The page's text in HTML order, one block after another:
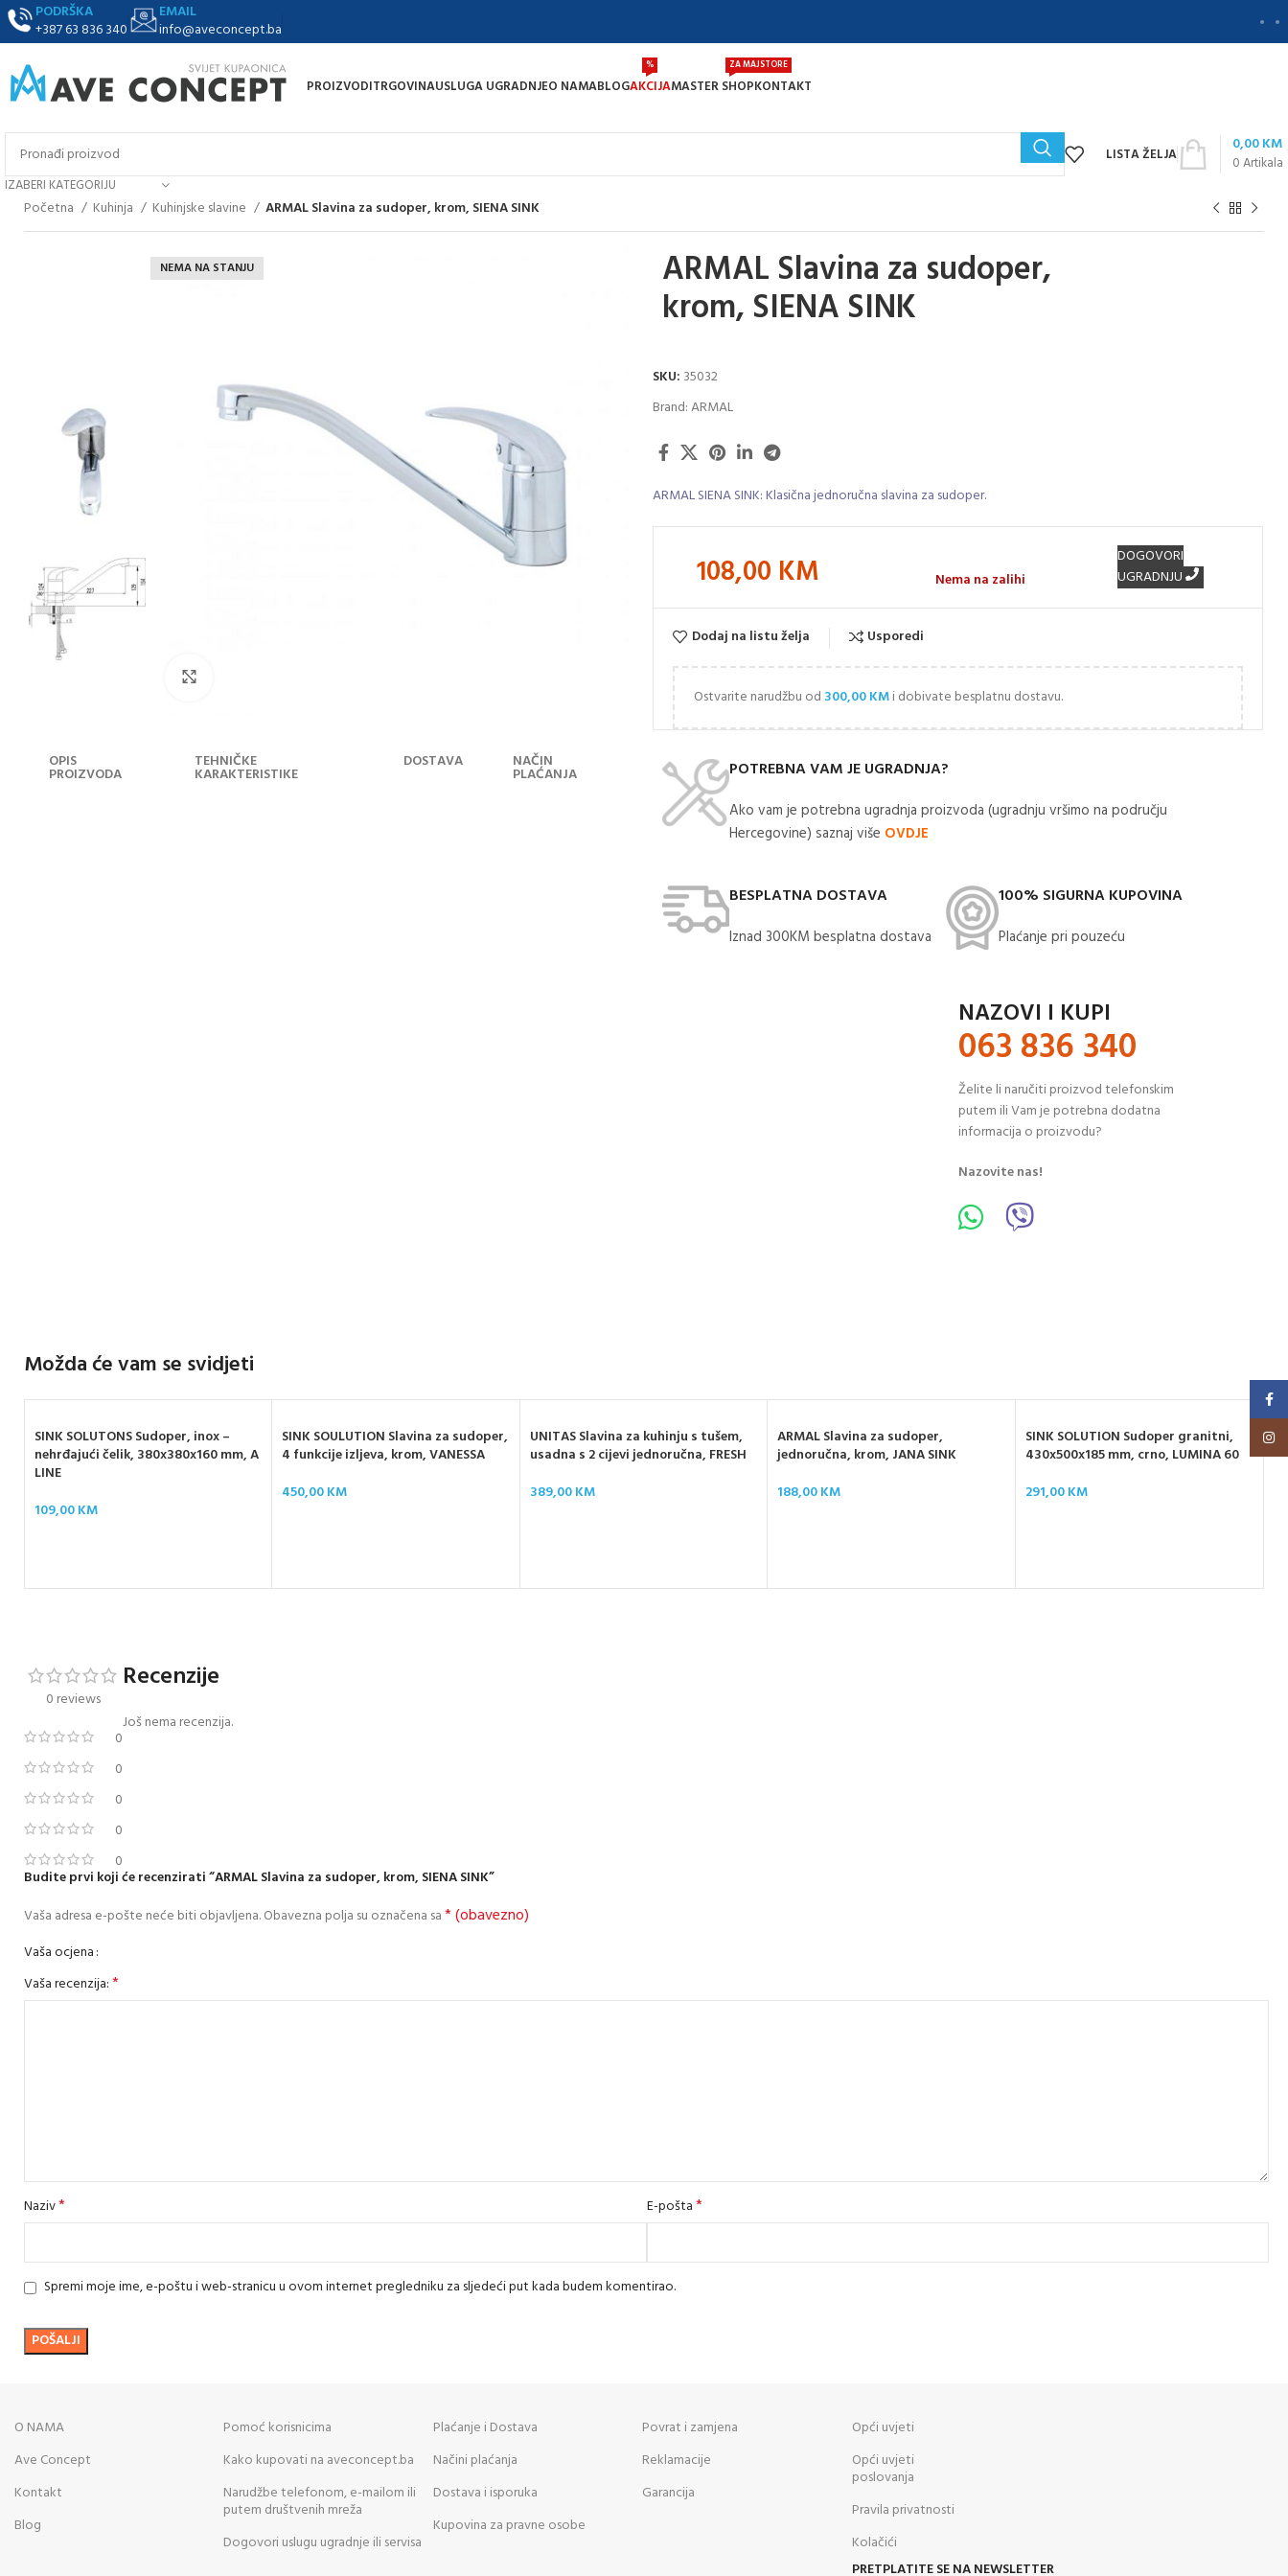
PODRŠKA
+387 63 836 340
EMAIL
info@aveconcept.ba
PROIZVODITRGOVINAUSLUGA UGRADNJEO NAMABLOGAKCIJA
%
MASTER SHOP
ZA MAJSTORE
KONTAKT
IZABERI KATEGORIJU
LISTA ŽELJA 0Artikala
0,00KM
Početna Kuhinja Kuhinjske slavine ARMAL Slavina za sudoper, krom, SIENA SINK
NEMA NA STANJU
OPIS
PROIZVODA
TEHNIČKE
KARAKTERISTIKE
DOSTAVA NAČIN
PLAĆANJA
ARMAL Slavina za sudoper,
krom, SIENA SINK
SKU: 35032
Brand:ARMAL
ARMAL SIENA SINK: Klasična jednoručna slavina za sudoper.
108,00 KM Nema na zalihi
DOGOVORI
UGRADNJU
Dodaj na listu želja Usporedi
Ostvarite narudžbu od 300,00KMi dobivate besplatnu dostavu.
POTREBNA VAM JE UGRADNJA?
Ako vam je potrebna ugradnja proizvoda (ugradnju vršimo na području
Hercegovine) saznaj više OVDJE
BESPLATNA DOSTAVA
Iznad 300KM besplatna dostava​
100% SIGURNA KUPOVINA
Plaćanje pri pouzeću
NAZOVI I KUPI
063 836 340
Želite li naručiti proizvod telefonskim
putem ili Vam je potrebna dodatna
informacija o proizvodu?
Nazovite nas!
Možda će vam se svidjeti
SINK SOLUTONS Sudoper, inox –
nehrđajući čelik, 380x380x160 mm, A
LINE
109,00KM
SINK SOULUTION Slavina za sudoper,
4 funkcije izljeva, krom, VANESSA
450,00KM
UNITAS Slavina za kuhinju s tušem,
usadna s 2 cijevi jednoručna, FRESH
389,00KM
ARMAL Slavina za sudoper,
jednoručna, krom, JANA SINK
188,00KM
SINK SOLUTION Sudoper granitni,
430x500x185 mm, crno, LUMINA 60
291,00KM
0 reviews
0
0
0
0
0
Recenzije
Još nema recenzija.
Budite prvi koji će recenzirati “ARMAL Slavina za sudoper, krom, SIENA SINK”
Vaša adresa e-pošte neće biti objavljena.Obavezna polja su označena sa* (obavezno)
Vaša ocjena
Vaša recenzija:*
Naziv* E-pošta*
Spremi moje ime, e-poštu i web-stranicu u ovom internet pregledniku za sljedeći put kada budem komentirao.
O NAMA
Ave Concept
Kontakt
Blog
Pomoć korisnicima
Kako kupovati na aveconcept.ba
Narudžbe telefonom, e-mailom ili
putem društvenih mreža
Dogovori uslugu ugradnje ili servisa
Plaćanje i Dostava
Načini plaćanja
Dostava i isporuka
Kupovina za pravne osobe
Povrat i zamjena
Reklamacije
Garancija
Opći uvjeti
Opći uvjeti
poslovanja
Pravila privatnosti
Kolačići
PRETPLATITE SE NA NEWSLETTER